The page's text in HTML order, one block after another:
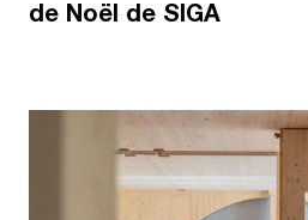
de Noël de SIGA